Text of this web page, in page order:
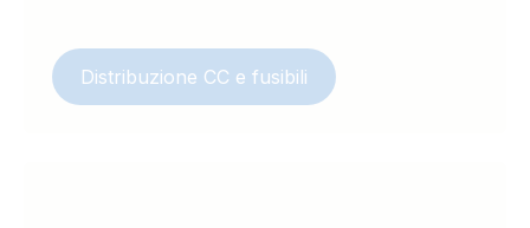
Distribuzione CC e fusibili